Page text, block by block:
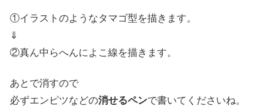
①イラストのようなタマゴ型を描きます。
⇓
②真ん中らへんによこ線を描きます。
あとで消すので
必ずエンピツなどの消せるペンで書いてくださいね。